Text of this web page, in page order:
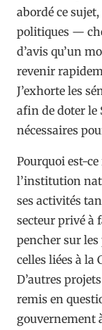
abordé ce
politiques —
d’avis qu’un
revenir
J’exhorte les
afin de doter le
nécessaires
Pourquoi est-
l’institution
ses activités
secteur privé à
pencher sur
celles liées à la
D’autres
remis en
gouvernement